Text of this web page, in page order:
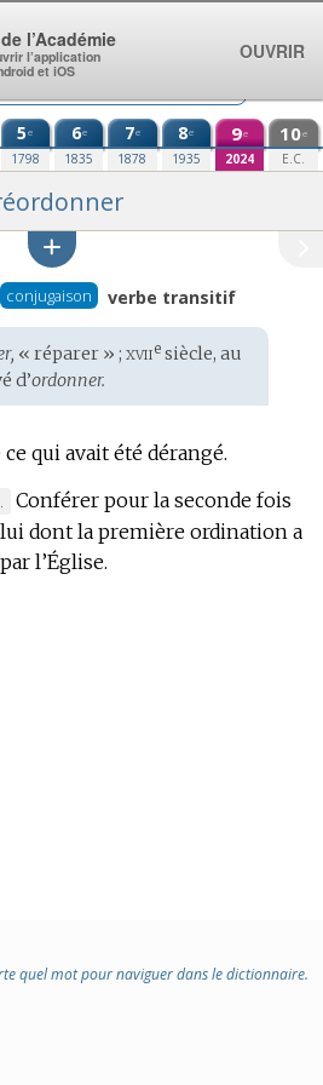
5e
1798
6e
1835
7e
1878
8e
1935
9e
2024
10e
E.C.
conjugaison verbe transitif
« réparer » ; xviiesiècle, au
d’ordonner.
qui avait été dérangé.
Conférer pour la seconde fois
dont la première ordination a
l’Église.
quel mot pour naviguer dans le dictionnaire.
l’Académie
l’application
et iOS
OUVRIR